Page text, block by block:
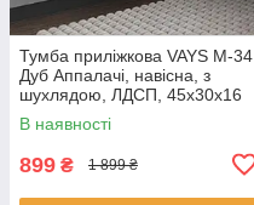
Тумба приліжкова VAYS M-34
Дуб Аппалачі, навісна, з
шухлядою, ЛДСП, 45х30х16
см – для спальні
В наявності
899 ₴ 1 899 ₴